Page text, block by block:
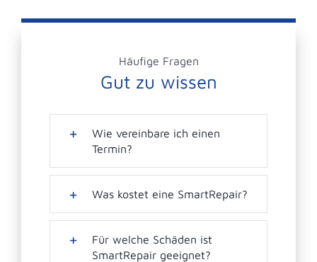
Häufige Fragen
Gut zu wissen
Wie vereinbare ich einen
Termin?
Was kostet eine SmartRepair?
Für welche Schäden ist
SmartRepair geeignet?